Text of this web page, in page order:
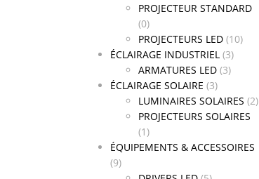
PROJECTEUR STANDARD
(0)
PROJECTEURS LED (10)
ÉCLAIRAGE INDUSTRIEL (3)
ARMATURES LED (3)
ÉCLAIRAGE SOLAIRE (3)
LUMINAIRES SOLAIRES (2)
PROJECTEURS SOLAIRES
(1)
ÉQUIPEMENTS & ACCESSOIRES
(9)